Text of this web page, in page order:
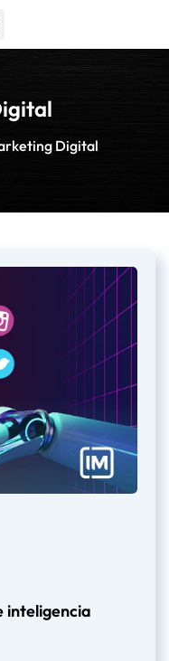
Digital
inteligencia